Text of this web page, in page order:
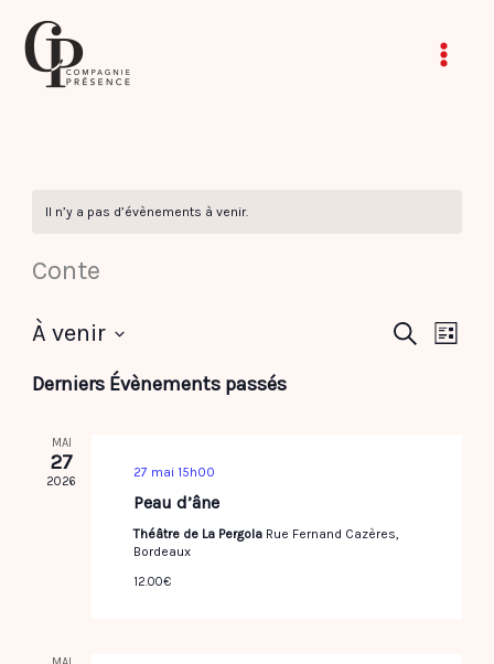
contenu
Il n’y a pas d’évènements à venir.
Conte
Recherche
RECHERCHE
LISTE
À venir
Sélectionnez
une
Derniers Évènements passés
MAI
27
2026
27 mai 15h00
Peau d’âne
Théâtre de La Pergola Rue Fernand Cazères,
Bordeaux
12.00€